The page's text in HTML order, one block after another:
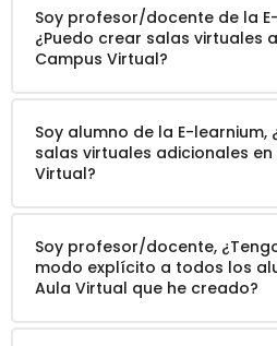
Soy profesor/docente de la
¿Puedo crear salas virtuales
Campus Virtual?
Soy alumno de la E-learnium,
salas virtuales adicionales en
Virtual?
Soy profesor/docente,
modo explícito a todos los
Aula Virtual que he creado?